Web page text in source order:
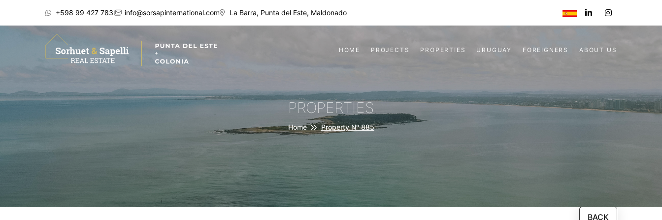
+598 99 427 783 info@sorsapinternational.com La Barra, Punta del Este, Maldonado
HOME PROJECTS PROPERTIES URUGUAY FOREIGNERS ABOUT US
PROPERTIES
Home Property Nº 885
BACK